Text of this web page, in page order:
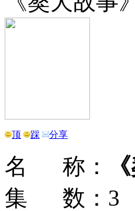
顶 踩 分享
名 称：
集 数：3